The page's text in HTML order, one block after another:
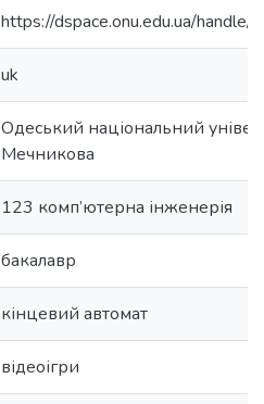
https://dspace.onu.edu.ua/
uk
Одеський національний
Мечникова
123 комп’ютерна інженерія
бакалавр
кінцевий автомат
відеоігри